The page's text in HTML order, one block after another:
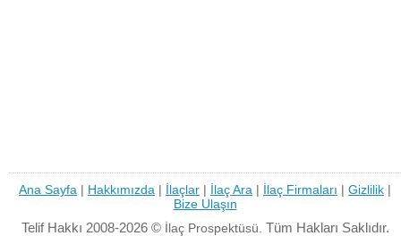
Ana Sayfa | Hakkımızda | İlaçlar | İlaç Ara | İlaç Firmaları | Gizlilik |
Bize Ulaşın
Telif Hakkı 2008-2026 © İlaç Prospektüsü. Tüm Hakları Saklıdır.